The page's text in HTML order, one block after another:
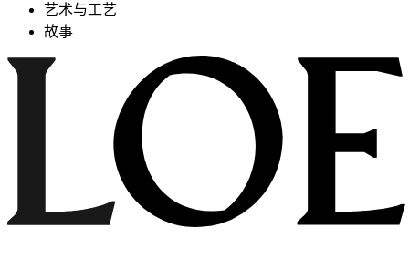
艺术与工艺
故事